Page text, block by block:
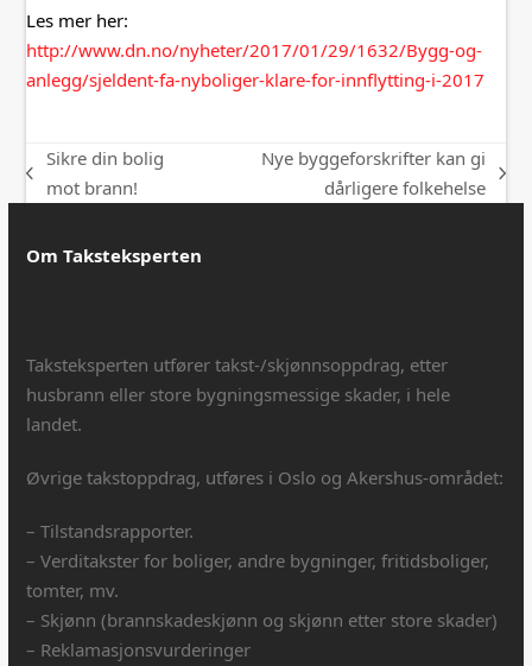
Les mer her:
http://www.dn.no/nyheter/2017/01/29/1632/Bygg-og-
anlegg/sjeldent-fa-nyboliger-klare-for-innflytting-i-2017
previous
Sikre din bolig
mot brann!
Nye byggeforskrifter kan gi
dårligere folkehelse
Om Taksteksperten
Taksteksperten utfører takst-/skjønnsoppdrag, etter
husbrann eller store bygningsmessige skader, i hele
landet.
Øvrige takstoppdrag, utføres i Oslo og Akershus-området:
– Tilstandsrapporter.
– Verditakster for boliger, andre bygninger, fritidsboliger,
tomter, mv.
– Skjønn (brannskadeskjønn og skjønn etter store skader)
– Reklamasjonsvurderinger